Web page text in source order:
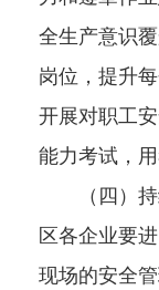
全生产意识
岗位，提升
开展对职工
能力考试，
（四）持
区各企业要
现场的安全